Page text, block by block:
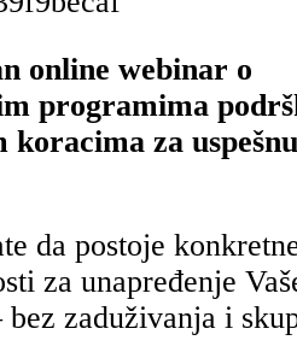
online webinar o
programima
za
da postoje
za unapređenje
bez zaduživanja i